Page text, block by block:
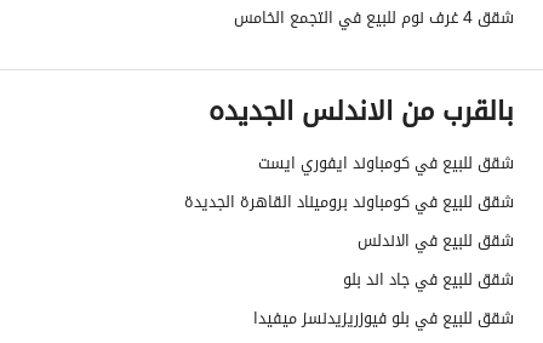
شقق 4 غرف نوم للبيع في التجمع الخامس
بالقرب من الاندلس الجديده
شقق للبيع في كومباوند ايفوري ايست
شقق للبيع في كومباوند بروميناد القاهرة الجديدة
شقق للبيع في الاندلس
شقق للبيع في جاد اند بلو
شقق للبيع في بلو فيوزريزيدنسز ميفيدا